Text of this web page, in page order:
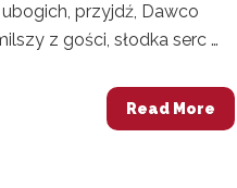
przyjdź, Dawco
z gości, słodka serc …
Read More